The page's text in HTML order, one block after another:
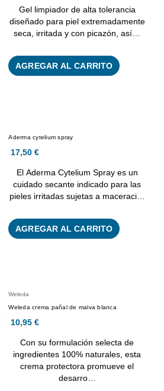
Gel limpiador de alta tolerancia
diseñado para piel extremadamente
seca, irritada y con picazón, así…
AGREGAR AL CARRITO
Aderma cytelium spray
17,50 €
El Aderma Cytelium Spray es un
cuidado secante indicado para las
pieles irritadas sujetas a maceraci…
AGREGAR AL CARRITO
Weleda
Weleda crema pañal de malva blanca
10,95 €
Con su formulación selecta de
ingredientes 100% naturales, esta
crema protectora promueve el
desarro…